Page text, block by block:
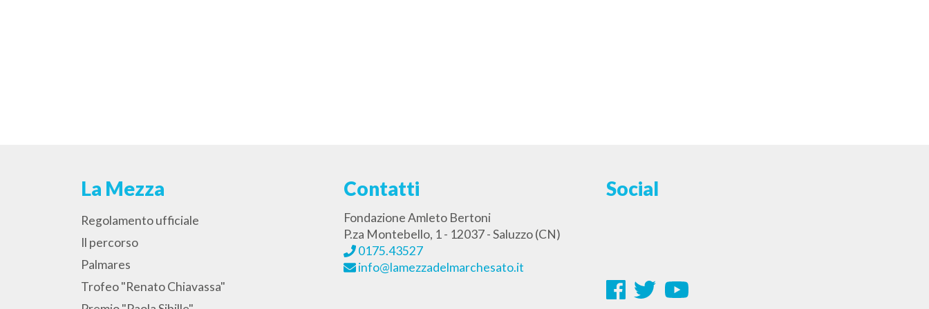
La Mezza
Regolamento ufficiale
Il percorso
Palmares
Trofeo "Renato Chiavassa"
Contatti
Fondazione Amleto Bertoni
P.za Montebello, 1 - 12037 - Saluzzo (CN)
0175.43527
info@lamezzadelmarchesato.it
Social